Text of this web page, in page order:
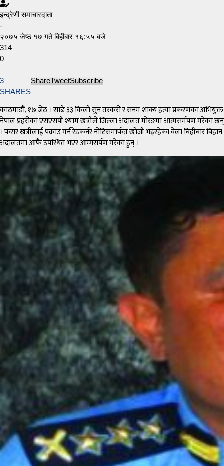
इन्द्रेणी समाचारदाता
-
२०७५ जेष्ठ १७ गते बिहीबार १६:५५ बजे
314
0
3
SHARES
ShareTweetSubscribe
काठमाडौं, १७ जेठ । साढे ३३ किलो सुन तस्करी र सनम शाक्य हत्या प्रकरणका अभियुक्त
नेपाल प्रहरीका एसएसपी श्याम खत्रीले जिल्ला अदालत मोरङमा आत्मसर्मपण गरेका छन्
। फरार खत्रीलाई पक्राउ गर्न रेडकर्नर नोटिसमार्फत खोजी भइरहेका वेला बिहीबार बिहान
अदालतमा आफै उपस्थित भएर आम्मसर्पण गरेका हुन् ।